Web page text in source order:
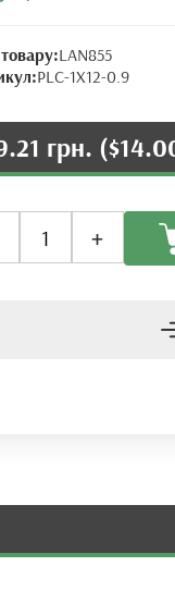
LAN855
PLC-1X12-0.9
грн.
дільник
PLC
+